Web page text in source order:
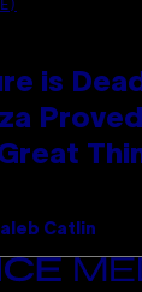
is
Proved
Catlin